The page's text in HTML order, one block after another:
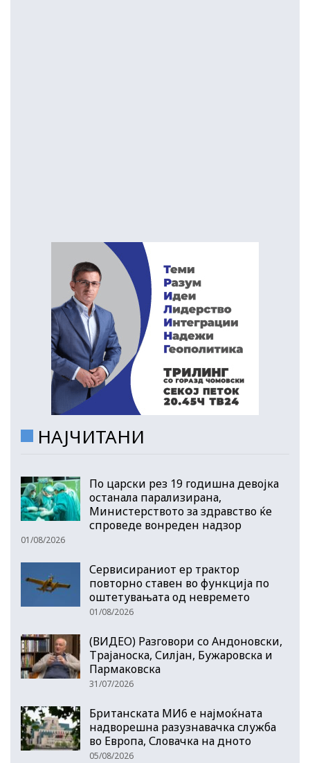
НАЈЧИТАНИ
По царски рез 19 годишна девојка
останала парализирана,
Министерството за здравство ќе
спроведе вонреден надзор
01/08/2026
Сервисираниот ер трактор
повторно ставен во функција по
оштетувањата од невремето
01/08/2026
(ВИДЕО) Разговори со Андоновски,
Трајаноска, Силјан, Бужаровска и
Пармаковска
31/07/2026
Британската МИ6 е најмоќната
надворешна разузнавачка служба
во Европа, Словачка на дното
05/08/2026